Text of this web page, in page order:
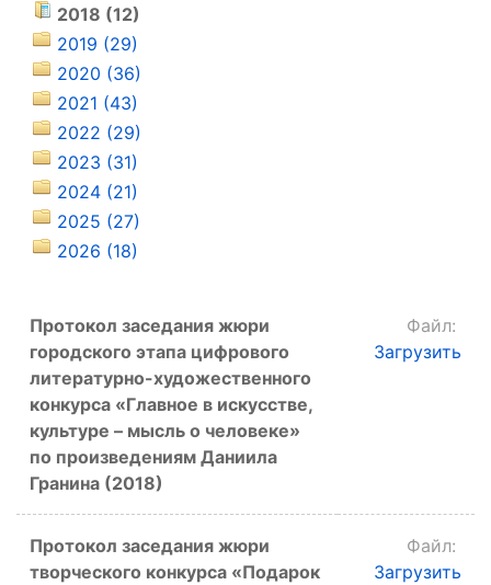
2018 (12)
2019 (29)
2020 (36)
2021 (43)
2022 (29)
2023 (31)
2024 (21)
2025 (27)
2026 (18)
Протокол заседания жюри
городского этапа цифрового
литературно-художественного
конкурса «Главное в искусстве,
культуре – мысль о человеке»
по произведениям Даниила
Гранина (2018)
Файл:
Загрузить
Протокол заседания жюри
творческого конкурса «Подарок
Файл:
Загрузить